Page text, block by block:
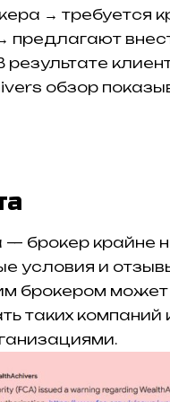
→ требуется
предлагают
результате
обзор
брокер крайне
условия и
брокером
таких компаний